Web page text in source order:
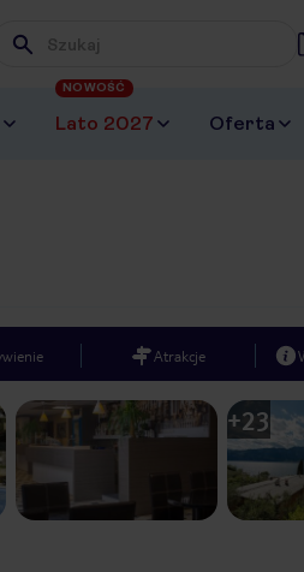
Wpisz frazę, której szukasz
Lato 2027
NOWOŚĆ
Oferta
Atrakcje
+23